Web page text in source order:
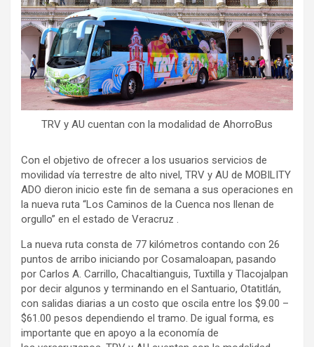
TRV y AU cuentan con la modalidad de AhorroBus
Con el objetivo de ofrecer a los usuarios servicios de
movilidad vía terrestre de alto nivel, TRV y AU de MOBILITY
ADO dieron inicio este fin de semana a sus operaciones en
la nueva ruta “Los Caminos de la Cuenca nos llenan de
orgullo” en el estado de Veracruz .
La nueva ruta consta de 77 kilómetros contando con 26
puntos de arribo iniciando por Cosamaloapan, pasando
por Carlos A. Carrillo, Chacaltianguis, Tuxtilla y Tlacojalpan
por decir algunos y terminando en el Santuario, Otatitlán,
con salidas diarias a un costo que oscila entre los $9.00 –
$61.00 pesos dependiendo el tramo. De igual forma, es
importante que en apoyo a la economía de